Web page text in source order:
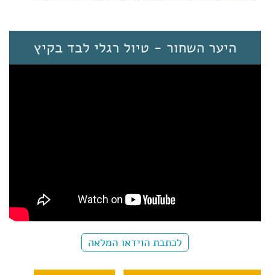
היער השחור - טיול רגלי לבד בקיץ
לכתבת הוידאו המלאה